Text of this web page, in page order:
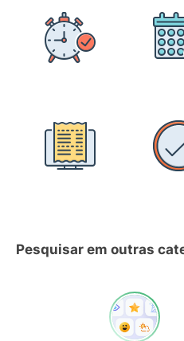
Pesquisar em outras